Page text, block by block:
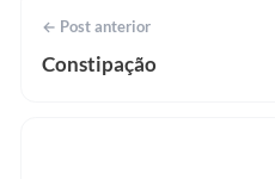
← Post anterior
Constipação